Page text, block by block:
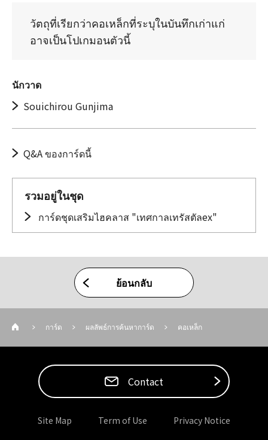
วัตถุที่เรียกว่าคอเหล็กที่ระบุในบันทึกเก่าแก่
อาจเป็นโปเกมอนตัวนี้
นักวาด
Souichirou Gunjima
Q&A ของการ์ดนี้
รวมอยู่ในชุด
การ์ดชุดเสริมไฮคลาส "เทศกาลเทรัสตัลex"
ย้อนกลับ
การ์ด ผลลัพธ์การค้นหาการ์ด คอเหล็ก
Contact
Site Map Term of Use Privacy Notice